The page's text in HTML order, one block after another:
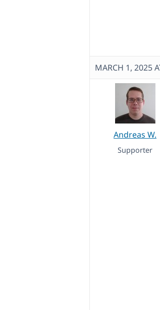
MARCH 1, 2025
Andreas W.
Supporter